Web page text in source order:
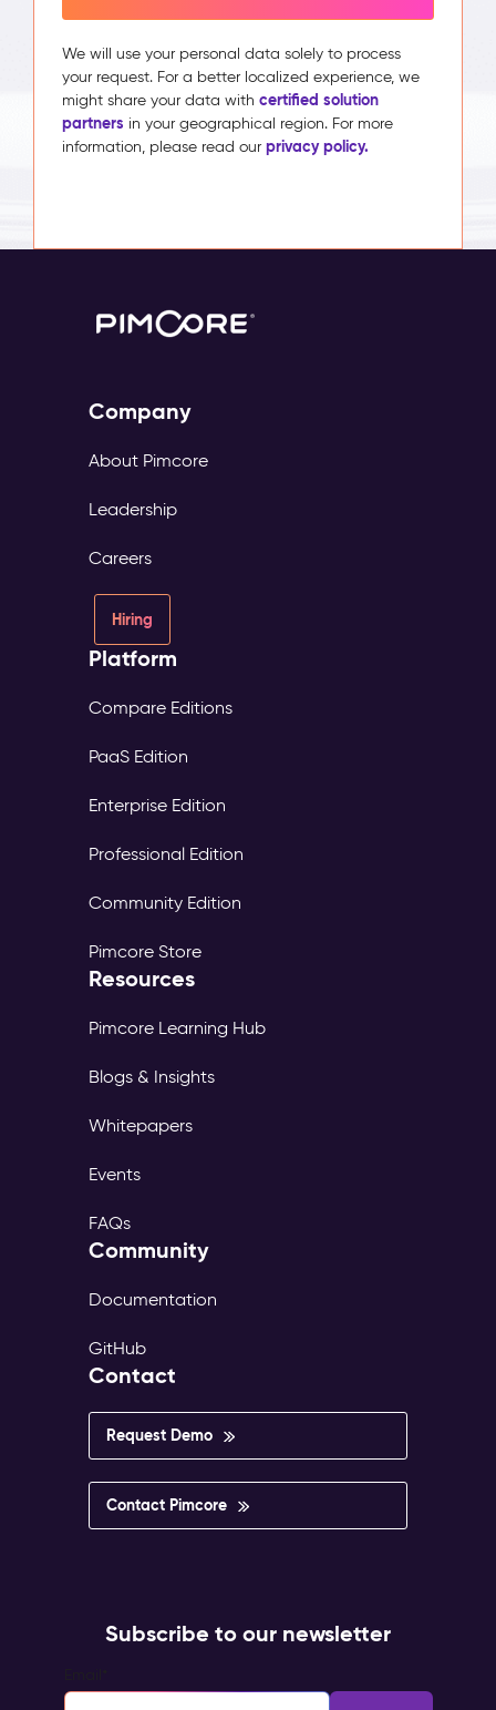
We will use your personal data solely to process
your request. For a better localized experience, we
might share your data with certified solution
partners in your geographical region. For more
information, please read our privacy policy.
Company
About Pimcore
Leadership
Careers
Hiring
Platform
Compare Editions
PaaS Edition
Enterprise Edition
Professional Edition
Community Edition
Pimcore Store
Resources
Pimcore Learning Hub
Blogs & Insights
Whitepapers
Events
FAQs
Community
Documentation
GitHub
Contact
Request Demo
Contact Pimcore
Subscribe to our newsletter